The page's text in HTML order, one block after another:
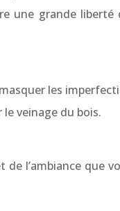
une grande liberté
les
veinage du bois.
l’ambiance que